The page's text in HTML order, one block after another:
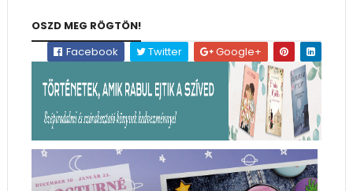
OSZD MEG RÖGTÖN!
Facebook
Twitter Google+